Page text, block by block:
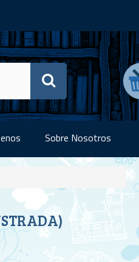
Sobre Nosotros
stock